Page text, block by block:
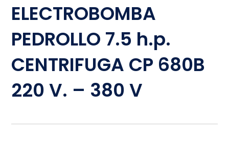
ELECTROBOMBA
PEDROLLO 7.5 h.p.
CENTRIFUGA CP 680B
220 V. – 380 V